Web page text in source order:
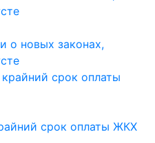
о новых законах,
срок оплаты ЖКХ